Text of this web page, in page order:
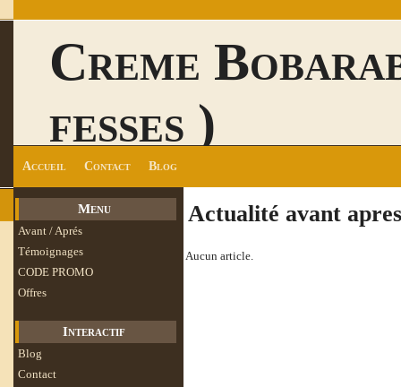
Creme
fesses )
Accueil Contact Blog
Menu
Avant / Aprés
Témoignages
CODE PROMO
Offres
Interactif
Blog
Contact
Actualité avant
Aucun article.